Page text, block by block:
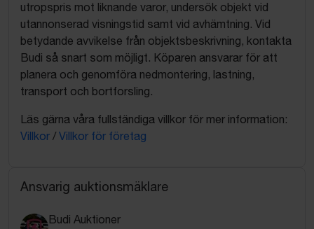
utropspris mot liknande varor, undersök objekt vid
utannonserad visningstid samt vid avhämtning. Vid
betydande avvikelse från objektsbeskrivning, kontakta
Budi så snart som möjligt. Köparen ansvarar för att
planera och genomföra nedmontering, lastning,
transport och bortforsling.
Läs gärna våra fullständiga villkor för mer information:
Villkor / Villkor för företag
Ansvarig auktionsmäklare
Budi Auktioner